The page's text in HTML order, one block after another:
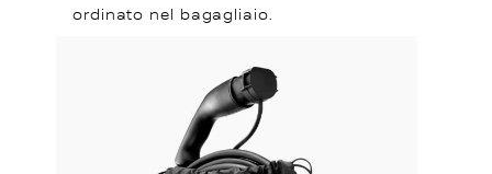
ordinato nel bagagliaio.